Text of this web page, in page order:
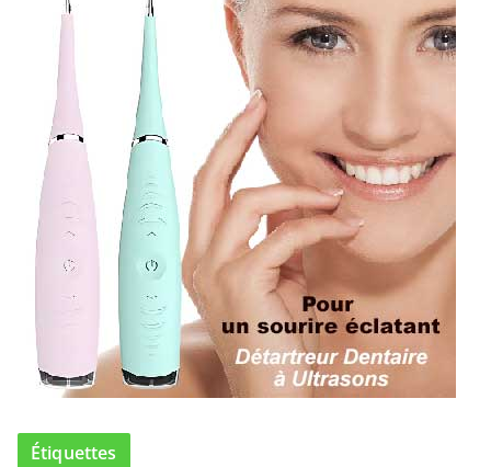
Étiquettes